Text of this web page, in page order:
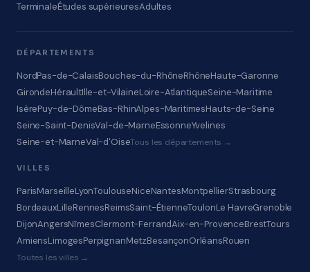
TerminaleÉtudes supérieuresAdultes
DÉPARTEMENTS
NordPas-de-CalaisBouches-du-RhôneRhôneHaute-Garonne
GirondeHéraultIlle-et-VilaineLoire-AtlantiqueSeine-Maritime
IsèrePuy-de-DômeBas-RhinAlpes-MaritimesHauts-de-Seine
Seine-Saint-DenisVal-de-MarneEssonneYvelines
Seine-et-MarneVal-d'OiseTous les départements →
VILLES
ParisMarseilleLyonToulouseNiceNantesMontpellierStrasbourg
BordeauxLilleRennesReimsSaint-ÉtienneToulonLe HavreGrenoble
DijonAngersNîmesClermont-FerrandAix-en-ProvenceBrestTours
AmiensLimogesPerpignanMetzBesançonOrléansRouen
Toutes les villes →